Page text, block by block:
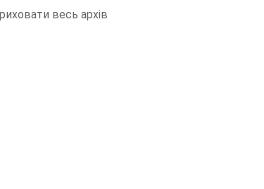
весь архів